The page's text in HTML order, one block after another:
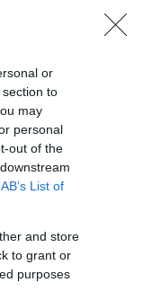
or
to
may
personal
out of the
List of
and store
to grant or
purposes
PIÙ